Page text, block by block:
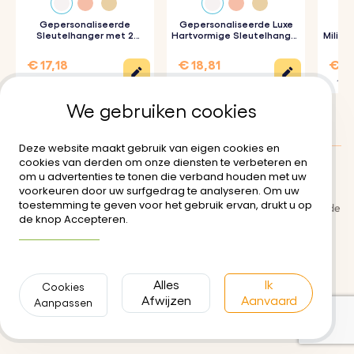
Productspecificatie:
Afmetingen hart:28 mm x 28 mm
Ringafmetingen: 25 mm x 25 mm
Zilver, Rose goud, Goud
Gepersonaliseerde
Sleutelhanger met 2
€ 17,18
Gepersonaliseerde Luxe
Hartvormige Sleutelhanger
€ 18,81 €
€
Bezorging
Algemene gebruiksvoorwaarde
Privacybeleid
Neem contact met ons op
Klanten Beoordelingen: 0/5
We gebruiken cookies
Deze website maakt gebruik van eigen cookies en
cookies van derden om onze diensten te verbeteren en
om u advertenties te tonen die verband houden met uw
voorkeuren door uw surfgedrag te analyseren. Om uw
toestemming te geven voor het gebruik ervan, drukt u op
de knop Accepteren.
Cookies
Aanpassen
Alles
Afwijzen
Ik
Aanvaard